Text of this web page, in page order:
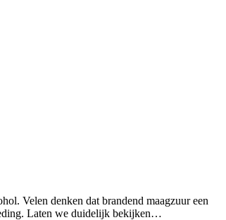
Velen denken dat brandend maagzuur een
Laten we duidelijk bekijken…